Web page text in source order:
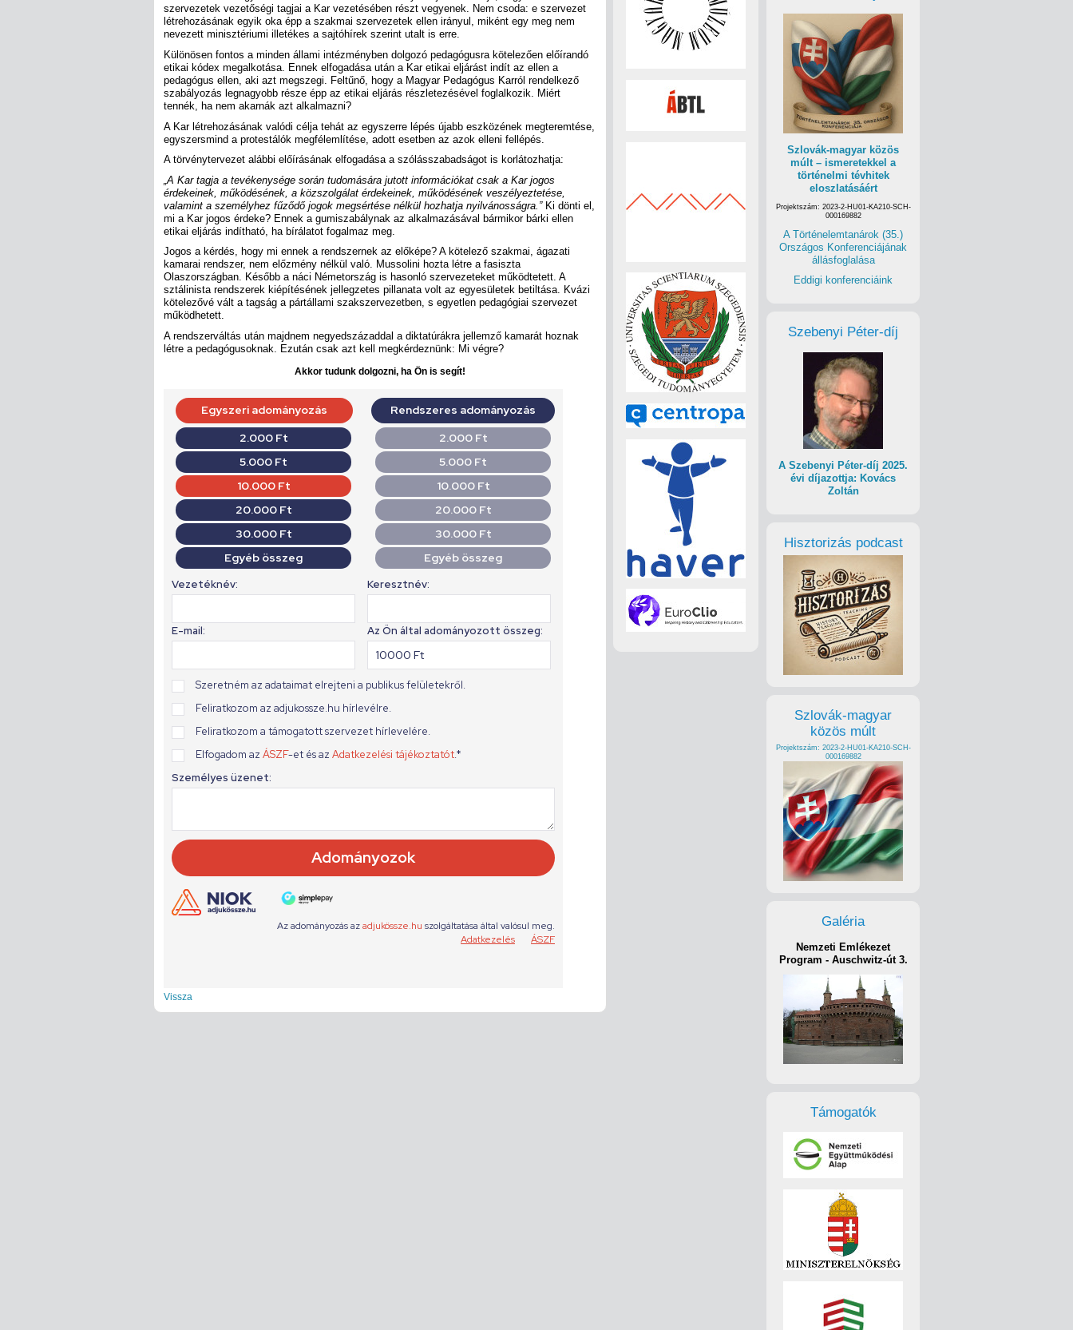
szervezetek vezetőségi tagjai a Kar vezetésében részt vegyenek. Nem csoda: e szervezet
létrehozásának egyik oka épp a szakmai szervezetek ellen irányul, miként egy meg nem
nevezett minisztériumi illetékes a sajtóhírek szerint utalt is erre.
Különösen fontos a minden állami intézményben dolgozó pedagógusra kötelezően előírandó
etikai kódex megalkotása. Ennek elfogadása után a Kar etikai eljárást indít az ellen a
pedagógus ellen, aki azt megszegi. Feltűnő, hogy a Magyar Pedagógus Karról rendelkező
szabályozás legnagyobb része épp az etikai eljárás részletezésével foglalkozik. Miért
tennék, ha nem akarnák azt alkalmazni?
A Kar létrehozásának valódi célja tehát az egyszerre lépés újabb eszközének megteremtése,
egyszersmind a protestálók megfélemlítése, adott esetben az azok elleni fellépés.
A törvénytervezet alábbi előírásának elfogadása a szólásszabadságot is korlátozhatja:
„A Kar tagja a tevékenysége során tudomására jutott információkat csak a Kar jogos
érdekeinek, működésének, a közszolgálat érdekeinek, működésének veszélyeztetése,
valamint a személyhez fűződő jogok megsértése nélkül hozhatja nyilvánosságra.”Ki dönti el,
mi a Kar jogos érdeke? Ennek a gumiszabálynak az alkalmazásával bármikor bárki ellen
etikai eljárás indítható, ha bírálatot fogalmaz meg.
Jogos a kérdés, hogy mi ennek a rendszernek az előképe? A kötelező szakmai, ágazati
kamarai rendszer, nem előzmény nélkül való. Mussolini hozta létre a fasiszta
Olaszországban. Később a náci Németország is hasonló szervezeteket működtetett. A
sztálinista rendszerek kiépítésének jellegzetes pillanata volt az egyesületek betiltása. Kvázi
kötelezővé vált a tagság a pártállami szakszervezetben, s egyetlen pedagógiai szervezet
működhetett.
A rendszerváltás után majdnem negyedszázaddal a diktatúrákra jellemző kamarát hoznak
létre a pedagógusoknak. Ezután csak azt kell megkérdeznünk: Mi végre?
Akkor tudunk dolgozni, ha Ön is segít!
Vissza
Szlovák-magyar közös
múlt – ismeretekkel a
történelmi tévhitek
eloszlatásáért
Projektszám: 2023-2-HU01-KA210-SCH-
000169882
A Történelemtanárok (35.)
Országos Konferenciájának
állásfoglalása
Eddigi konferenciáink
Szebenyi Péter-díj
A Szebenyi Péter-díj 2025.
évi díjazottja: Kovács
Zoltán
Hisztorizás podcast
Szlovák-magyar
közös múlt
Projektszám: 2023-2-HU01-KA210-SCH-
000169882
Galéria
Nemzeti Emlékezet
Program - Auschwitz-út 3.
Támogatók